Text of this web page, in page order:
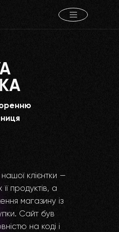
клієнтки —
продуктів, а
магазину із
Сайт був
на коді і